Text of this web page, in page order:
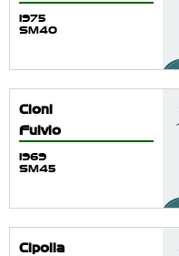
1975
SM40
Cioni
Fulvio
1969
SM45
Cipolla